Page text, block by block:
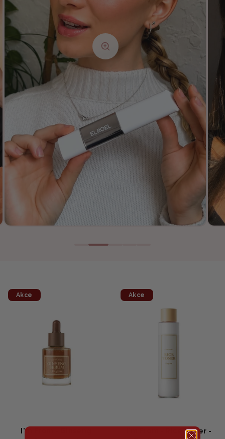
Akce
I'm From - Ginseng
Akce
I'm From - Rice Toner -